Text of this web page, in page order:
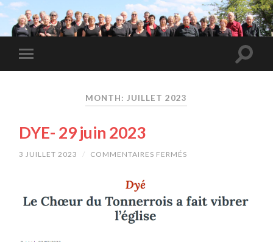
MONTH: JUILLET 2023
DYE- 29 juin 2023
3 JUILLET 2023 / COMMENTAIRES FERMÉS